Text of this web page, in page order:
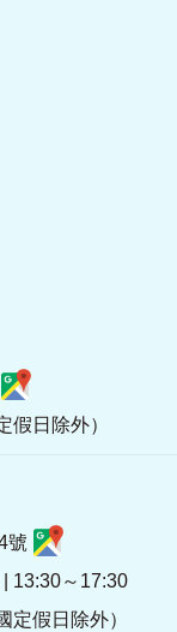
假日除外）
號
13:30～17:30
定假日除外）